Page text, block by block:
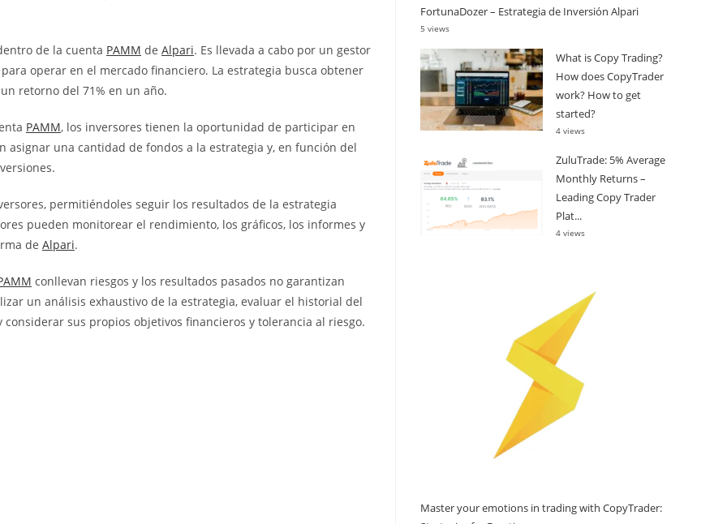
de la cuenta PAMM de Alpari. Es llevada a cabo por un gestor
operar en el mercado financiero. La estrategia busca obtener
retorno del 71% en un año.
PAMM, los inversores tienen la oportunidad de participar en
asignar una cantidad de fondos a la estrategia y, en función del
permitiéndoles seguir los resultados de la estrategia
pueden monitorear el rendimiento, los gráficos, los informes y
de Alpari.
conllevan riesgos y los resultados pasados no garantizan
un análisis exhaustivo de la estrategia, evaluar el historial del
sus propios objetivos financieros y tolerancia al riesgo.
FortunaDozer – Estrategia de Inversión Alpari
5 views
What is Copy Trading?
How does CopyTrader
work? How to get
started?
4 views
ZuluTrade: 5% Average
Monthly Returns –
Leading Copy Trader
Plat...
4 views
Master your emotions in trading with CopyTrader: